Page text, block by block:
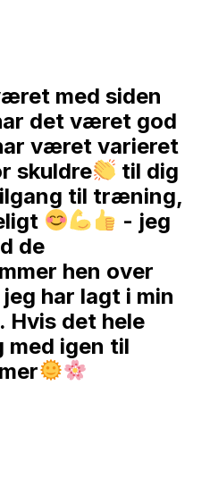
med siden
det været god
været varieret
skuldre
til dig
til træning,
- jeg
de
hen over
har lagt i min
det hele
med igen til